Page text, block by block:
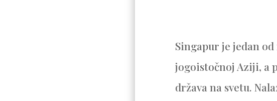
Singapur je jedan
jogoistočnoj Aziji, a
država na svetu.